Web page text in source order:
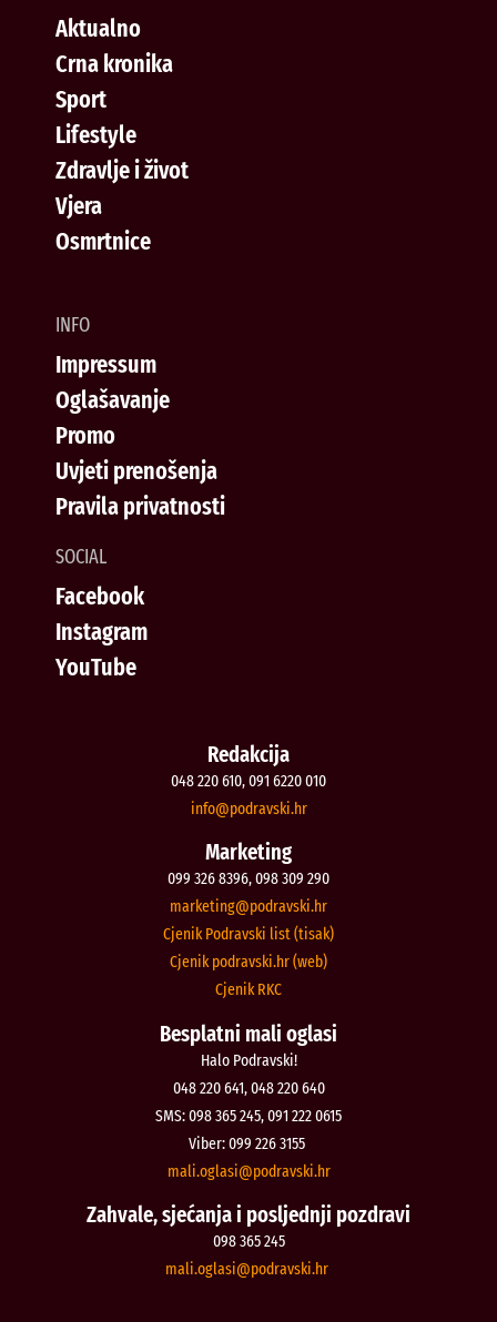
Aktualno
Crna kronika
Sport
Lifestyle
Zdravlje i život
Vjera
Osmrtnice
INFO
Impressum
Oglašavanje
Promo
Uvjeti prenošenja
Pravila privatnosti
SOCIAL
Facebook
Instagram
YouTube
Redakcija
048 220 610, 091 6220 010
rh.iksvardop
@ofni
Marketing
099 326 8396, 098 309 290
rh.iksvardop
@gnitekram
Cjenik Podravski list (tisak)
Cjenik podravski.hr (web)
Cjenik RKC
Besplatni mali oglasi
Halo Podravski!
048 220 641, 048 220 640
SMS: 098 365 245, 091 222 0615
Viber: 099 226 3155
rh.iksvardop
@isalgo.ilam
Zahvale, sjećanja i posljednji pozdravi
098 365 245
rh.iksvardop
@isalgo.ilam